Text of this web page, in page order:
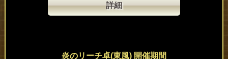
詳細
炎のリーチ卓(東風) 開催期間